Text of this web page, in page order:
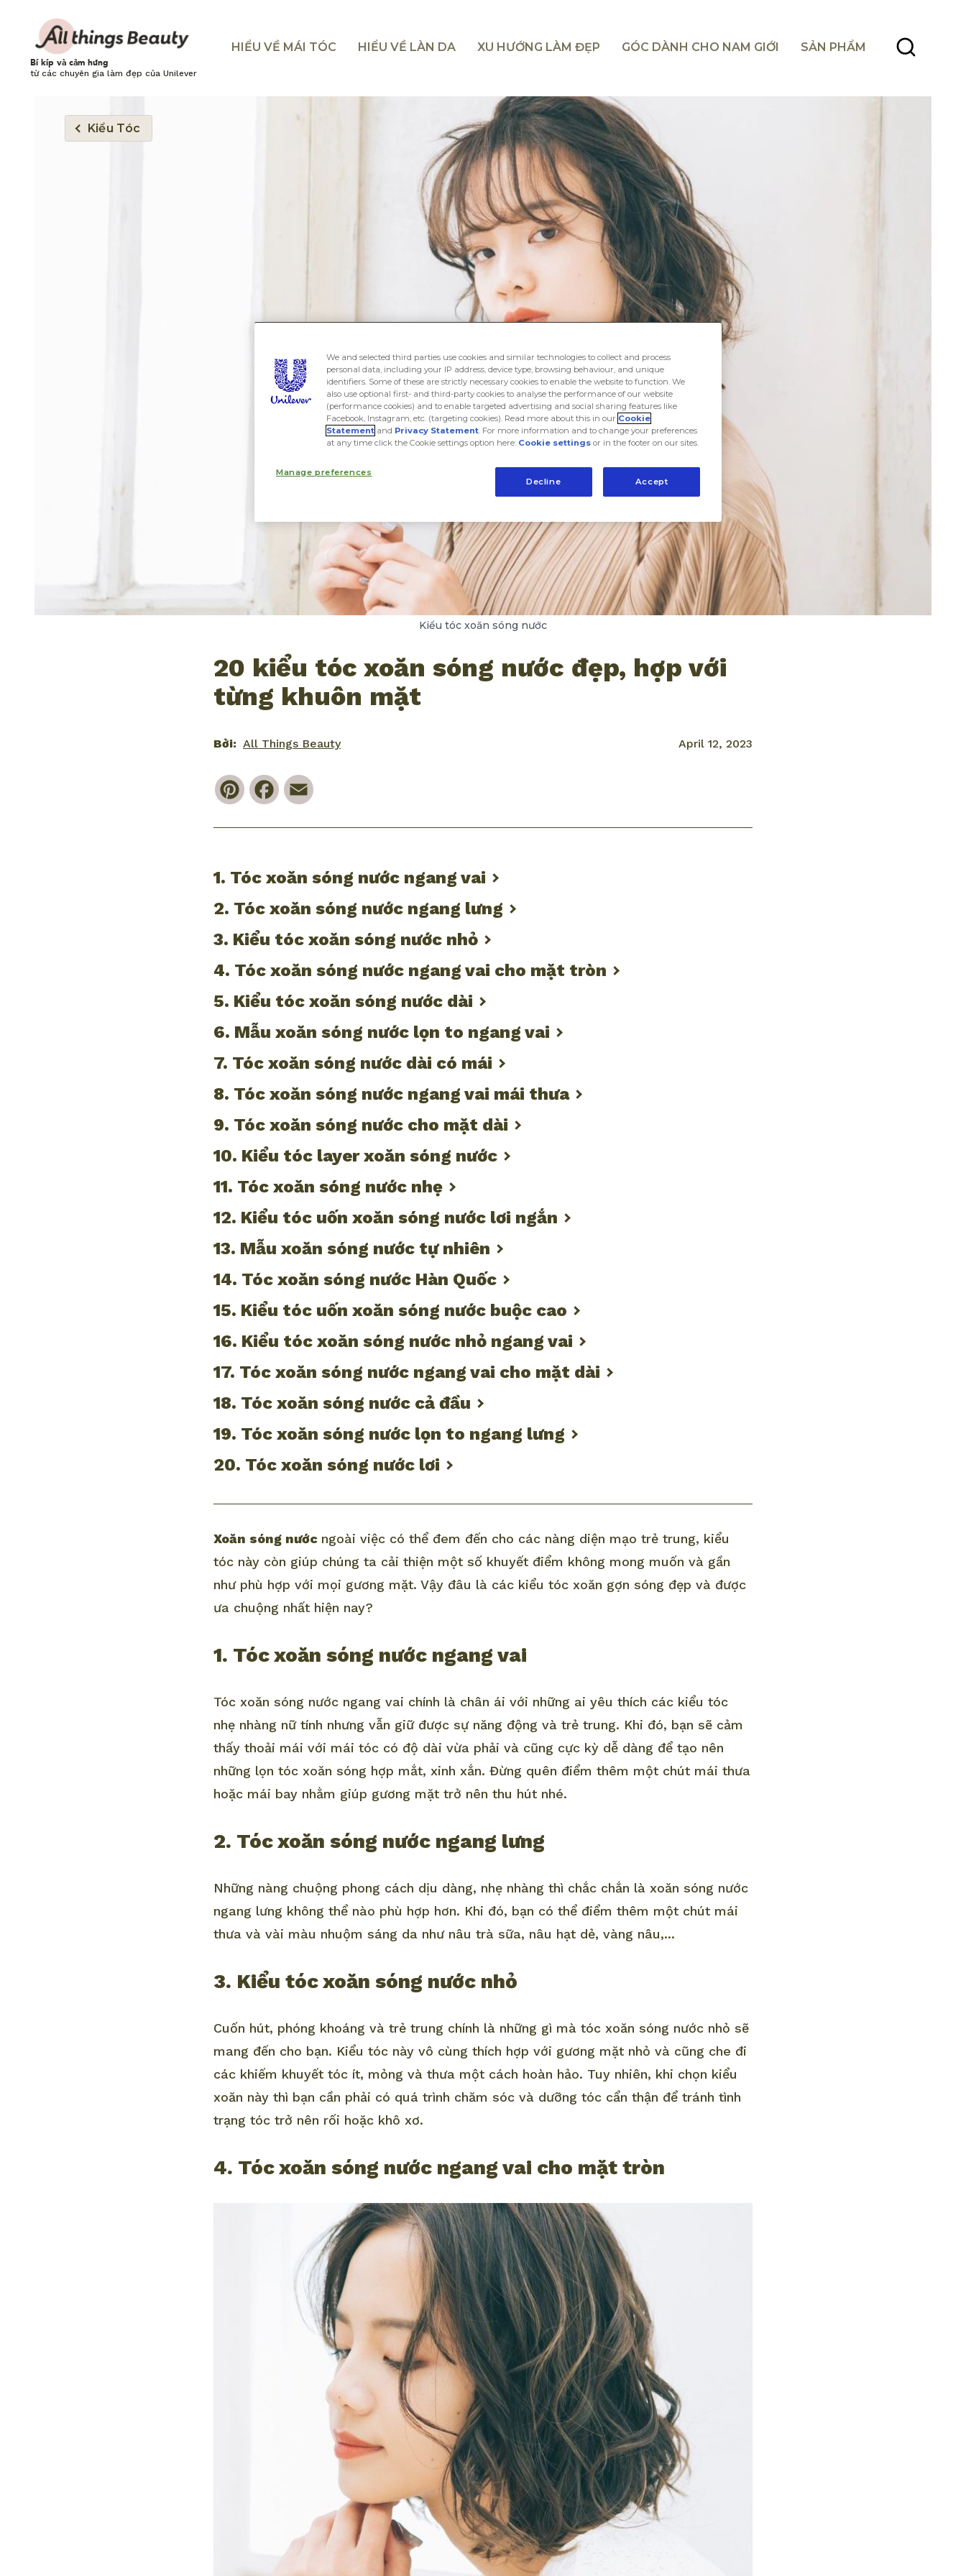
Bí kíp và cảm hứng
từ các chuyên gia làm đẹp của Unilever
HIỂU VỀ MÁI TÓC HIỂU VỀ LÀN DA XU HƯỚNG LÀM ĐẸP GÓC DÀNH CHO NAM GIỚI SẢN PHẨM
Kiểu Tóc
Kiểu tóc xoăn sóng nước
20 kiểu tóc xoăn sóng nước đẹp, hợp với
từng khuôn mặt
Bởi: All Things Beauty April 12, 2023
PinterestFacebook
1. Tóc xoăn sóng nước ngang vai
2. Tóc xoăn sóng nước ngang lưng
3. Kiểu tóc xoăn sóng nước nhỏ
4. Tóc xoăn sóng nước ngang vai cho mặt tròn
5. Kiểu tóc xoăn sóng nước dài
6. Mẫu xoăn sóng nước lọn to ngang vai
7. Tóc xoăn sóng nước dài có mái
8. Tóc xoăn sóng nước ngang vai mái thưa
9. Tóc xoăn sóng nước cho mặt dài
10. Kiểu tóc layer xoăn sóng nước
11. Tóc xoăn sóng nước nhẹ
12. Kiểu tóc uốn xoăn sóng nước lơi ngắn
13. Mẫu xoăn sóng nước tự nhiên
14. Tóc xoăn sóng nước Hàn Quốc
15. Kiểu tóc uốn xoăn sóng nước buộc cao
16. Kiểu tóc xoăn sóng nước nhỏ ngang vai
17. Tóc xoăn sóng nước ngang vai cho mặt dài
18. Tóc xoăn sóng nước cả đầu
19. Tóc xoăn sóng nước lọn to ngang lưng
20. Tóc xoăn sóng nước lơi
Xoăn sóng nước ngoài việc có thể đem đến cho các nàng diện mạo trẻ trung, kiểu
tóc này còn giúp chúng ta cải thiện một số khuyết điểm không mong muốn và gần
như phù hợp với mọi gương mặt. Vậy đâu là các kiểu tóc xoăn gợn sóng đẹp và được
ưa chuộng nhất hiện nay?
1. Tóc xoăn sóng nước ngang vai
Tóc xoăn sóng nước ngang vai chính là chân ái với những ai yêu thích các kiểu tóc
nhẹ nhàng nữ tính nhưng vẫn giữ được sự năng động và trẻ trung. Khi đó, bạn sẽ cảm
thấy thoải mái với mái tóc có độ dài vừa phải và cũng cực kỳ dễ dàng để tạo nên
những lọn tóc xoăn sóng hợp mắt, xinh xắn. Đừng quên điểm thêm một chút mái thưa
hoặc mái bay nhằm giúp gương mặt trở nên thu hút nhé.
2. Tóc xoăn sóng nước ngang lưng
Những nàng chuộng phong cách dịu dàng, nhẹ nhàng thì chắc chắn là xoăn sóng nước
ngang lưng không thể nào phù hợp hơn. Khi đó, bạn có thể điểm thêm một chút mái
thưa và vài màu nhuộm sáng da như nâu trà sữa, nâu hạt dẻ, vàng nâu,...
3. Kiểu tóc xoăn sóng nước nhỏ
Cuốn hút, phóng khoáng và trẻ trung chính là những gì mà tóc xoăn sóng nước nhỏ sẽ
mang đến cho bạn. Kiểu tóc này vô cùng thích hợp với gương mặt nhỏ và cũng che đi
các khiếm khuyết tóc ít, mỏng và thưa một cách hoàn hảo. Tuy nhiên, khi chọn kiểu
xoăn này thì bạn cần phải có quá trình chăm sóc và dưỡng tóc cẩn thận để tránh tình
trạng tóc trở nên rối hoặc khô xơ.
4. Tóc xoăn sóng nước ngang vai cho mặt tròn
We and selected third parties use cookies and similar technologies to collect and process
personal data, including your IP address, device type, browsing behaviour, and unique
identifiers. Some of these are strictly necessary cookies to enable the website to function. We
also use optional first- and third-party cookies to analyse the performance of our website
(performance cookies) and to enable targeted advertising and social sharing features like
Facebook, Instagram, etc. (targeting cookies). Read more about this in our Cookie
Statement and Privacy Statement. For more information and to change your preferences
at any time click the Cookie settings option here: Cookie settings or in the footer on our sites.
Manage preferences
Decline
Accept